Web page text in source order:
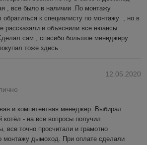
, все было в наличии .По монтажу
к специалисту по монтажу  , но в
рассказали и объяснили все нюансы
сам , спасибо большое менеджеру
тоже здесь .
12.05.2020
и компетентная менеджер. Выбирал
котёл - на все вопросы получил
все точно просчитали и грамотно
монтажу дымоход. При оплате сделали